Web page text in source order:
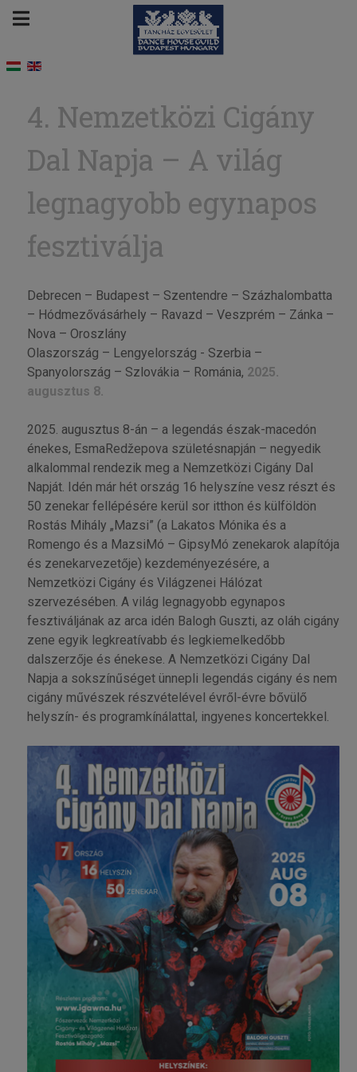
4. Nemzetközi Cigány
Dal Napja – A világ
legnagyobb egynapos
fesztiválja
Debrecen – Budapest – Szentendre – Százhalombatta
– Hódmezővásárhely – Ravazd – Veszprém – Zánka –
Nova – Oroszlány
Olaszország – Lengyelország - Szerbia –
Spanyolország – Szlovákia – Románia, 2025.
augusztus 8.
2025. augusztus 8-án – a legendás észak-macedón
énekes, EsmaRedžepova születésnapján – negyedik
alkalommal rendezik meg a Nemzetközi Cigány Dal
Napját. Idén már hét ország 16 helyszíne vesz részt és
50 zenekar fellépésére kerül sor itthon és külföldön
Rostás Mihály „Mazsi” (a Lakatos Mónika és a
Romengo és a MazsiMó – GipsyMó zenekarok alapítója
és zenekarvezetője) kezdeményezésére, a
Nemzetközi Cigány és Világzenei Hálózat
szervezésében. A világ legnagyobb egynapos
fesztiváljának az arca idén Balogh Guszti, az oláh cigány
zene egyik legkreatívabb és legkiemelkedőbb
dalszerzője és énekese. A Nemzetközi Cigány Dal
Napja a sokszínűséget ünnepli legendás cigány és nem
cigány művészek részvételével évről-évre bővülő
helyszín- és programkínálattal, ingyenes koncertekkel.